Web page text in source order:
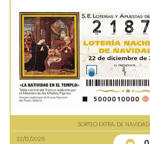
SORTEO EXTRA. DE NAVIDAD
22/12/2026